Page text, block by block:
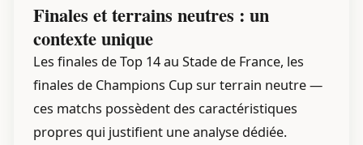
Finales et terrains neutres : un
contexte unique
Les finales de Top 14 au Stade de France, les
finales de Champions Cup sur terrain neutre —
ces matchs possèdent des caractéristiques
propres qui justifient une analyse dédiée.